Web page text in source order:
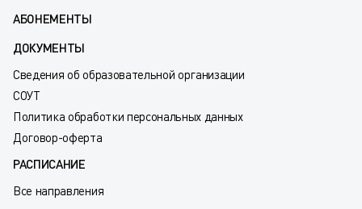
АБОНЕМЕНТЫ
ДОКУМЕНТЫ
Сведения об образовательной организации
СОУТ
Политика обработки персональных данных
Договор-оферта
РАСПИСАНИЕ
Все направления